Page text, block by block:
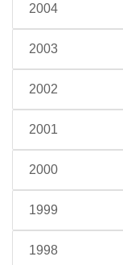
2004
2003
2002
2001
2000
1999
1998